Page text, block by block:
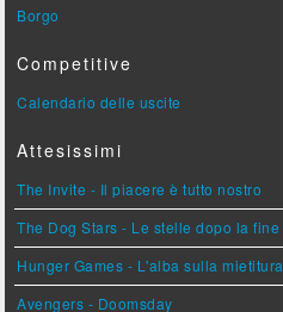
Borgo
Competitive
Calendario delle uscite
Attesissimi
The Invite - Il piacere è tutto nostro
The Dog Stars - Le stelle dopo la fine
Hunger Games - L'alba sulla mietitura
Avengers - Doomsday